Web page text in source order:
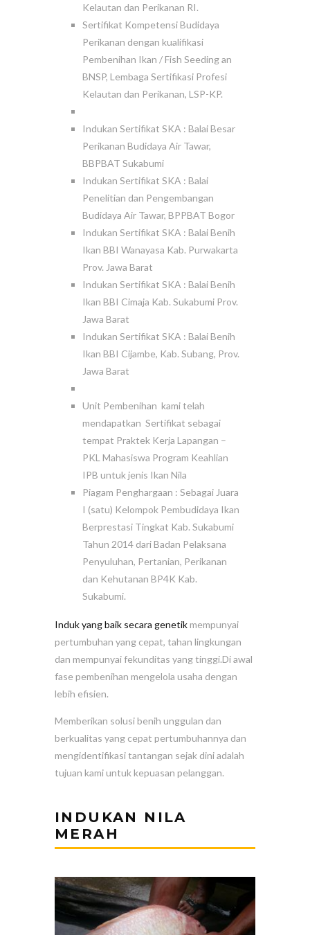
Kelautan dan Perikanan RI.
Sertifikat Kompetensi Budidaya
Perikanan dengan kualifikasi
Pembenihan Ikan / Fish Seeding an
BNSP, Lembaga Sertifikasi Profesi
Kelautan dan Perikanan, LSP-KP.
Indukan Sertifikat SKA : Balai Besar
Perikanan Budidaya Air Tawar,
BBPBAT Sukabumi
Indukan Sertifikat SKA : Balai
Penelitian dan Pengembangan
Budidaya Air Tawar, BPPBAT Bogor
Indukan Sertifikat SKA : Balai Benih
Ikan BBI Wanayasa Kab. Purwakarta
Prov. Jawa Barat
Indukan Sertifikat SKA : Balai Benih
Ikan BBI Cimaja Kab. Sukabumi Prov.
Jawa Barat
Indukan Sertifikat SKA : Balai Benih
Ikan BBI Cijambe, Kab. Subang, Prov.
Jawa Barat
Unit Pembenihan kami telah
mendapatkan Sertifikat sebagai
tempat Praktek Kerja Lapangan –
PKL Mahasiswa Program Keahlian
IPB untuk jenis Ikan Nila
Piagam Penghargaan : Sebagai Juara
I (satu) Kelompok Pembudidaya Ikan
Berprestasi Tingkat Kab. Sukabumi
Tahun 2014 dari Badan Pelaksana
Penyuluhan, Pertanian, Perikanan
dan Kehutanan BP4K Kab.
Sukabumi.
Induk yang baik secara genetikmempunyai
pertumbuhan yang cepat, tahan lingkungan
dan mempunyai fekunditas yang tinggi.Di awal
fase pembenihan mengelola usaha dengan
lebih efisien.
Memberikan solusi benih unggulan dan
berkualitas yang cepat pertumbuhannya dan
mengidentifikasi tantangan sejak dini adalah
tujuan kami untuk kepuasan pelanggan.
INDUKAN NILA
MERAH